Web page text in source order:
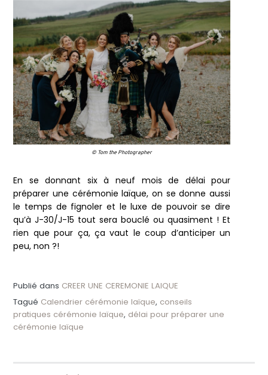
© Tom the Photographer
En se donnant six à neuf mois de délai pour
préparer une cérémonie laïque, on se donne aussi
le temps de fignoler et le luxe de pouvoir se dire
qu’à J-30/J-15 tout sera bouclé ou quasiment ! Et
rien que pour ça, ça vaut le coup d’anticiper un
peu, non ?!
Publié dans CREER UNE CEREMONIE LAIQUE
Tagué Calendrier cérémonie laïque, conseils
pratiques cérémonie laïque, délai pour préparer une
cérémonie laïque